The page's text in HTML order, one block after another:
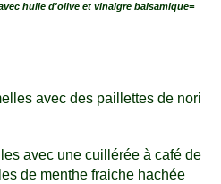
d'olive et vinaigre balsamique=
avec des paillettes de nori
avec une cuillérée à café de
de menthe fraiche hachée